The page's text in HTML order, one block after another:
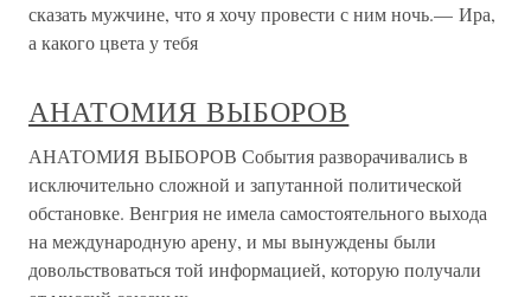
сказать мужчине, что я хочу провести с ним ночь.— Ира,
а какого цвета у тебя
АНАТОМИЯ ВЫБОРОВ
АНАТОМИЯ ВЫБОРОВ События разворачивались в
исключительно сложной и запутанной политической
обстановке. Венгрия не имела самостоятельного выхода
на международную арену, и мы вынуждены были
довольствоваться той информацией, которую получали